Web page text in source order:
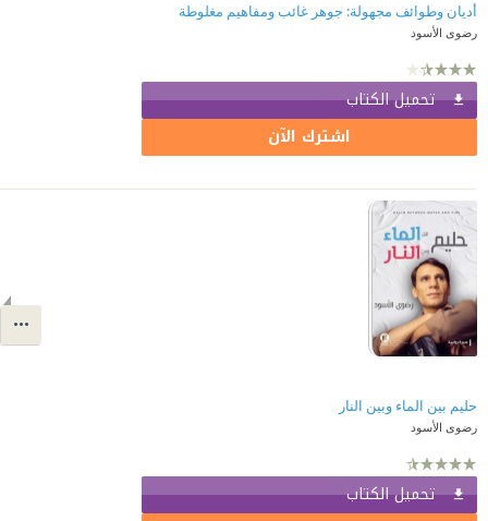
أديان وطوائف مجهولة: جوهر غائب ومفاهيم مغلوطة
رضوى الأسود
تحميل الكتاب
اشترك الآن
حليم بين الماء وبين النار
رضوى الأسود
تحميل الكتاب